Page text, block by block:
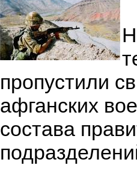
пропустили
афганских
состава